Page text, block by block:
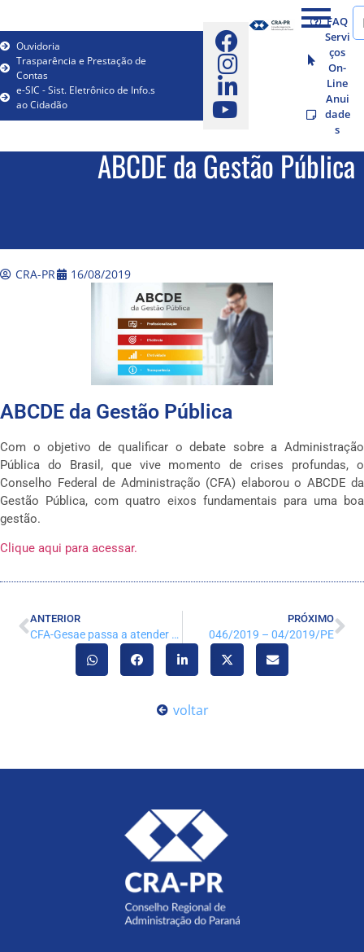
Ouvidoria
Trasparência e Prestação de
Contas
e-SIC - Sist. Eletrônico de Info.s
ao Cidadão
FAQ
Servi
ços
On-
Line
Anui
dade
s
ABCDE da Gestão Pública
CRA-PR 16/08/2019
ABCDE da Gestão Pública
Com o objetivo de qualificar o debate sobre a Administração
Pública do Brasil, que vive momento de crises profundas, o
Conselho Federal de Administração (CFA) elaborou o ABCDE da
Gestão Pública, com quatro eixos fundamentais para uma boa
gestão.
Clique aqui para acessar.
ANTERIOR
CFA-Gesae passa a atender aos estados brasileiros
PRÓXIMO
046/2019 – 04/2019/PE
voltar